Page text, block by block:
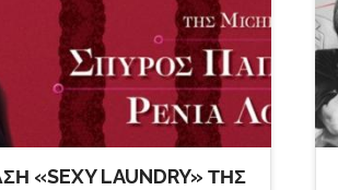
«SEXY LAUNDRY» ΤΗΣ